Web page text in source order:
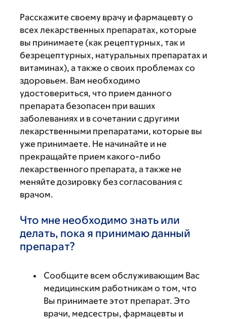
Расскажите своему врачу и фармацевту о
всех лекарственных препаратах, которые
вы принимаете (как рецептурных, так и
безрецептурных, натуральных препаратах и
витаминах), а также о своих проблемах со
здоровьем. Вам необходимо
удостовериться, что прием данного
препарата безопасен при ваших
заболеваниях и в сочетании с другими
лекарственными препаратами, которые вы
уже принимаете. Не начинайте и не
прекращайте прием какого-либо
лекарственного препарата, а также не
меняйте дозировку без согласования с
врачом.
Что мне необходимо знать или
делать, пока я принимаю данный
препарат?
Сообщите всем обслуживающим Вас
медицинским работникам о том, что
Вы принимаете этот препарат. Это
врачи, медсестры, фармацевты и